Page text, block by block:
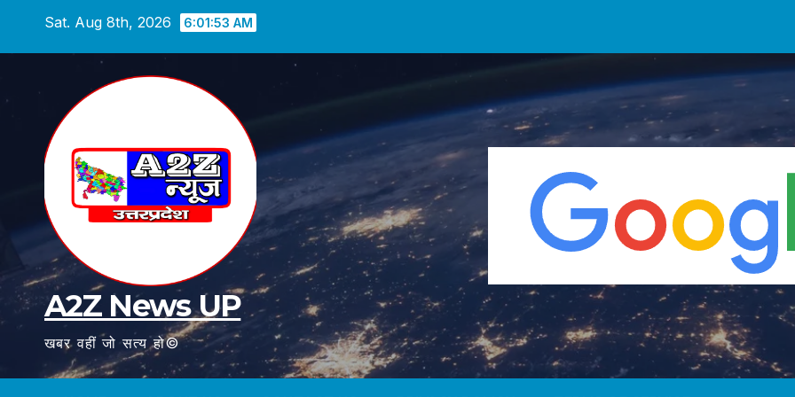
Sat. Aug 8th, 2026 6:01:54 AM
A2Z News UP
खबर वहीं जो सत्य हो©